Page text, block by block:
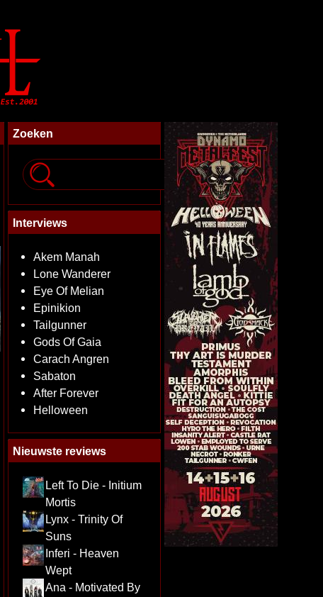
Zoeken
Interviews
Akem Manah
Lone Wanderer
Eye Of Melian
Epinikion
Tailgunner
Gods Of Gaia
Carach Angren
Sabaton
After Forever
Helloween
Nieuwste reviews
Left To Die - Initium
Mortis
Lynx - Trinity Of
Suns
Inferi - Heaven
Wept
Ana - Motivated By